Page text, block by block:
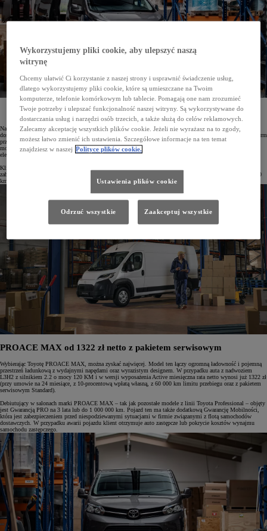
Toyota przygotowała wyjątkową ofertę dla firm transportowych, kurierskich i cateringowych*.
Obejmuje ona specjalne rabaty oraz niskie miesięczne raty w Leasingu KINTO One. Atrakcyjne
warunki dotyczą modeli PROACE CITY, PROACE i PROACE MAX z silnikami spalinowymi i
elektrycznymi.
Na rynku debiutują zmodernizowane modele PROACE CITY i PROACE, a także największy samochód
dostawczy w gamie Toyoty – PROACE MAX. W związku z tym marka przygotowała atrakcyjną ofertę dla firm
przewozowych świadczących usługi transportu osób, kurierskie lub cateringowe. Dotyczy ona wszystkich
modeli z rodziny PROACE w wersjach van – zarówno z silnikami spalinowymi, jak i z napędem
elektrycznym.
Klienci mogą wybrać dowolną konfigurację auta, a także wyposażyć swój pojazd w oferowaną przez Toyotę
zabudowę. Kontrakty zawierane są na okres od 24 do 48 miesięcy z limitem przebiegu od 15 000 do 200 000
km oraz z pakietem serwisowym.
PROACE MAX od 1322 zł netto z pakietem serwisowym
Wybierając Toyotę PROACE MAX, można zyskać najwięcej. Model ten łączy ogromną ładowność i pojemną
przestrzeń ładunkową z wydajnymi napędami oraz wyrazistym designem. W przypadku auta z nadwoziem
L3H2 z silnikiem 2.2 o mocy 120 KM i w wersji wyposażenia Active miesięczna rata netto wynosi już 1322 zł
(przy umowie na 24 miesiące, z 10-procentową wpłatą własną, z 60 000 km limitu przebiegu oraz z pakietem
serwisowym Standard).
Debiutujący w salonach marki PROACE MAX – tak jak pozostałe modele z linii Toyota Professional – objęty
jest Gwarancją PRO na 3 lata lub do 1 000 000 km. Pojazd ten ma także dodatkową Gwarancję Mobilności,
która jest zabezpieczeniem przed niespodziewanymi sytuacjami w firmie związanymi z flotą samochodów
dostawczych. W przypadku awarii pojazdu klient otrzymuje auto zastępcze lub pokrycie kosztów wynajmu
samochodu zastępczego.
Wykorzystujemy pliki cookie, aby ulepszyć naszą
witrynę
Chcemy ułatwić Ci korzystanie z naszej strony i usprawnić świadczenie usług,
dlatego wykorzystujemy pliki cookie, które są umieszczane na Twoim
komputerze, telefonie komórkowym lub tablecie. Pomagają one nam zrozumieć
Twoje potrzeby i ulepszać funkcjonalność naszej witryny. Są wykorzystywane do
dostarczania usług i narzędzi osób trzecich, a także służą do celów reklamowych.
Zalecamy akceptację wszystkich plików cookie. Jeżeli nie wyrażasz na to zgody,
możesz łatwo zmienić ich ustawienia. Szczegółowe informacje na ten temat
znajdziesz w naszej Polityce plików cookie.
Ustawienia plików cookie
Odrzuć wszystkie Zaakceptuj wszystkie